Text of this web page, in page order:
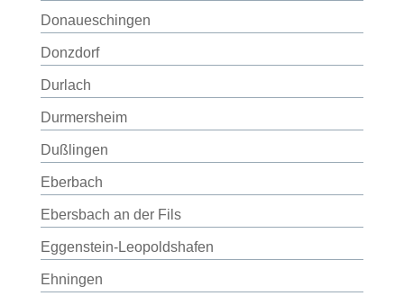
Donaueschingen
Donzdorf
Durlach
Durmersheim
Dußlingen
Eberbach
Ebersbach an der Fils
Eggenstein-Leopoldshafen
Ehningen